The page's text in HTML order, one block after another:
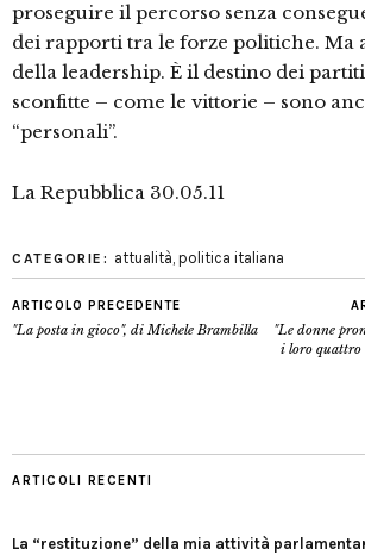
proseguire il percorso senza
dei rapporti tra le forze politiche. Ma
della leadership. È il destino dei partiti
sconfitte – come le vittorie – sono
“personali”.
La Repubblica 30.05.11
CATEGORIE: attualità, politica italiana
ARTICOLO PRECEDENTE
"La posta in gioco", di Michele Brambilla
"Le donne
i loro
ARTICOLI RECENTI
La “restituzione” della mia attività